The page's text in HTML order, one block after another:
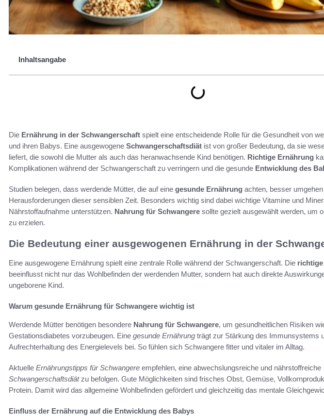
Inhaltsangabe
Die Ernährung in der Schwangerschaft spielt eine entscheidende Rolle für die Gesundheit von
und ihren Babys. Eine ausgewogene Schwangerschaftsdiät ist von großer Bedeutung, da sie
liefert, die sowohl die Mutter als auch das heranwachsende Kind benötigen. Richtige Ernährung
Komplikationen während der Schwangerschaft zu verringern und die gesunde Entwicklung des
Studien belegen, dass werdende Mütter, die auf eine gesunde Ernährung achten, besser
Herausforderungen dieser sensiblen Zeit. Besonders wichtig sind dabei wichtige Vitamine und
Nährstoffaufnahme unterstützen. Nahrung für Schwangere sollte gezielt ausgewählt werden, um
zu erzielen.
Die Bedeutung einer ausgewogenen Ernährung in der
Eine ausgewogene Ernährung spielt eine zentrale Rolle während der Schwangerschaft. Die
beeinflusst nicht nur das Wohlbefinden der werdenden Mutter, sondern hat auch direkte
ungeborene Kind.
Warum gesunde Ernährung für Schwangere wichtig ist
Werdende Mütter benötigen besondere Nahrung für Schwangere, um gesundheitlichen Risiken
Gestationsdiabetes vorzubeugen. Eine gesunde Ernährung trägt zur Stärkung des Immunsystems
Aufrechterhaltung des Energielevels bei. So fühlen sich Schwangere fitter und vitaler im Alltag.
Aktuelle Ernährungstipps für Schwangere empfehlen, eine abwechslungsreiche und nährstoffreiche
Schwangerschaftsdiätzu befolgen. Gute Möglichkeiten sind frisches Obst, Gemüse,
Protein. Damit wird das allgemeine Wohlbefinden gefördert und gleichzeitig das mentale
Einfluss der Ernährung auf die Entwicklung des Babys